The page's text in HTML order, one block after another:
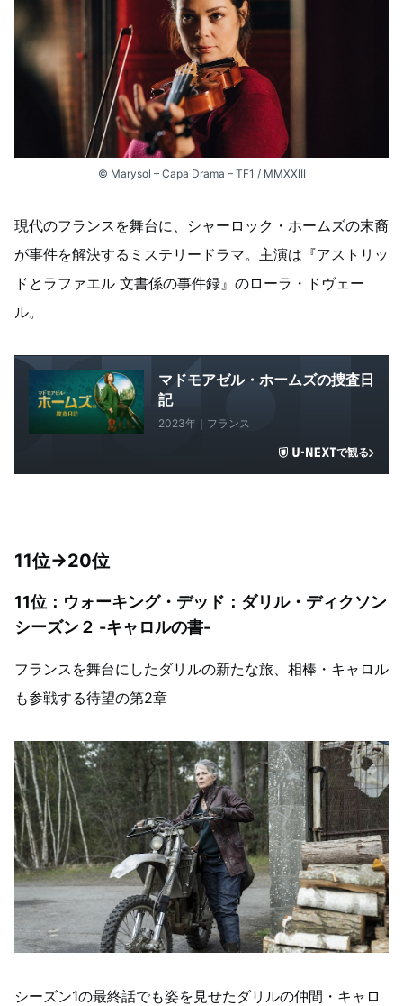
© Marysol – Capa Drama – TF1 / MMXXIII
現代のフランスを舞台に、シャーロック・ホームズの末裔
が事件を解決するミステリードラマ。主演は『アストリッ
ドとラファエル 文書係の事件録』のローラ・ドヴェー
ル。
マドモアゼル・ホームズの捜査日
記
2023年｜フランス
で観る
11位→20位
11位：ウォーキング・デッド：ダリル・ディクソン
シーズン２ -キャロルの書-
フランスを舞台にしたダリルの新たな旅、相棒・キャロル
も参戦する待望の第2章
シーズン1の最終話でも姿を見せたダリルの仲間・キャロ